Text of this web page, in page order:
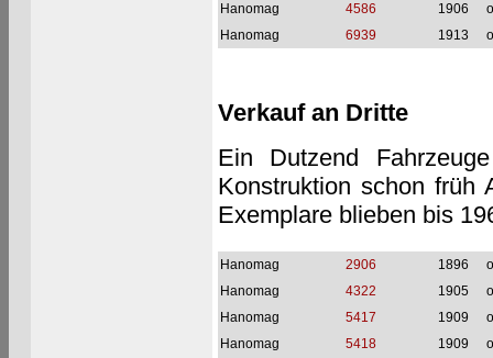
Hanomag
4586 1906
Hanomag
6939 1913
Verkauf an Dritte
Ein Dutzend
Konstruktion schon früh
Exemplare blieben bis
Hanomag 2906 1896
Hanomag
4322 1905
Hanomag
5417 1909
Hanomag
5418 1909